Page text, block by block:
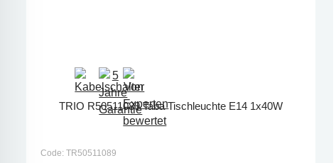
TRIO R50511089 Taba Tischleuchte E14 1x40W
Code: TR50511089